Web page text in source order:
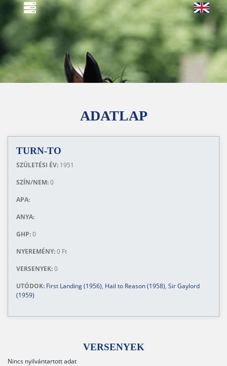
ADATLAP
TURN-TO
SZÜLETÉSI ÉV: 1951
SZÍN/NEM:0
APA:
ANYA:
GHP:0
NYEREMÉNY:0 Ft
VERSENYEK:0
UTÓDOK: First Landing (1956), Hail to Reason (1958), Sir Gaylord
(1959)
VERSENYEK
Nincs nyilvántartott adat